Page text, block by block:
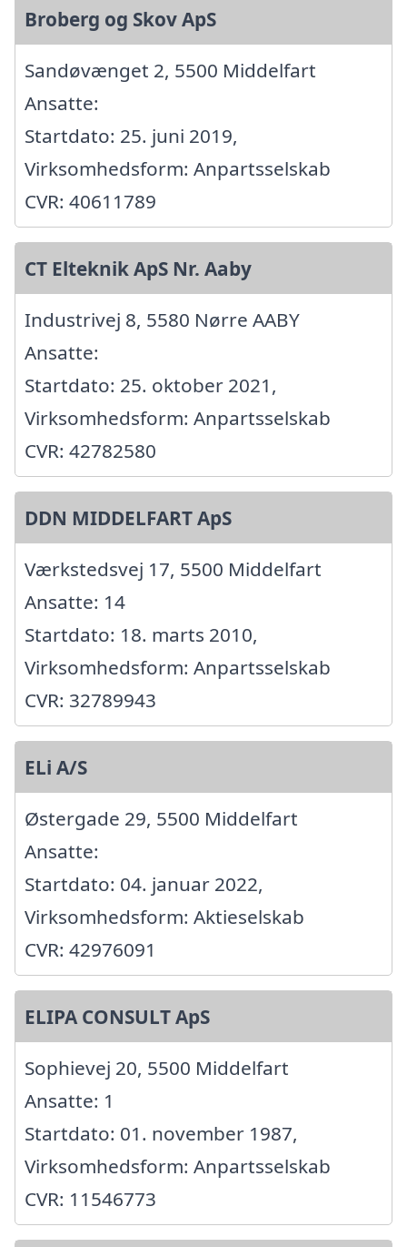
Broberg og Skov ApS
Sandøvænget 2, 5500 Middelfart
Ansatte:
Startdato: 25. juni 2019,
Virksomhedsform: Anpartsselskab
CVR: 40611789
CT Elteknik ApS Nr. Aaby
Industrivej 8, 5580 Nørre AABY
Ansatte:
Startdato: 25. oktober 2021,
Virksomhedsform: Anpartsselskab
CVR: 42782580
DDN MIDDELFART ApS
Værkstedsvej 17, 5500 Middelfart
Ansatte: 14
Startdato: 18. marts 2010,
Virksomhedsform: Anpartsselskab
CVR: 32789943
ELi A/S
Østergade 29, 5500 Middelfart
Ansatte:
Startdato: 04. januar 2022,
Virksomhedsform: Aktieselskab
CVR: 42976091
ELIPA CONSULT ApS
Sophievej 20, 5500 Middelfart
Ansatte: 1
Startdato: 01. november 1987,
Virksomhedsform: Anpartsselskab
CVR: 11546773